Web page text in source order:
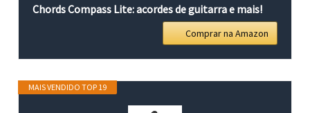
Chords Compass Lite: acordes de guitarra e mais!
Comprar na Amazon
MAIS VENDIDO TOP 19